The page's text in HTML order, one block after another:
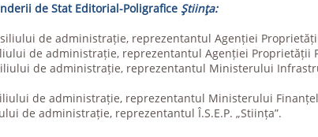
de Stat Editorial-Poligrafice Ştiinţa:
de administrație, reprezentantul Agenției
de administrație, reprezentantul Agenției Proprietății
de administrație, reprezentantul Ministerului
de administrație, reprezentantul Ministerului
de administrație, reprezentantul Î.S.E.P. „Stiința”.